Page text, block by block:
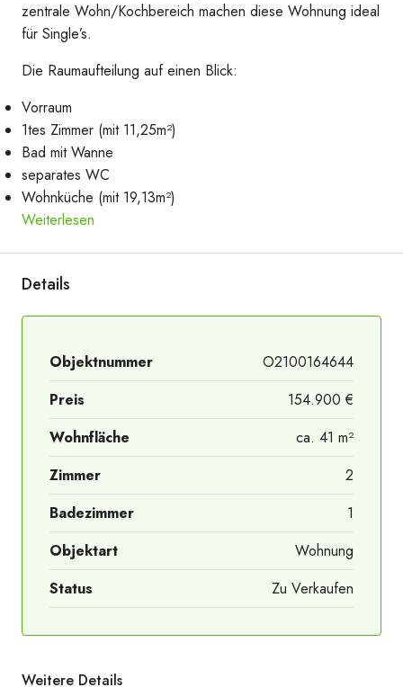
Zimmer 01
zentrale Wohn/Kochbereich machen diese Wohnung ideal
für Single’s.
Die Raumaufteilung auf einen Blick:
Vorraum
1tes Zimmer (mit 11,25m²)
Bad mit Wanne
separates WC
Wohnküche (mit 19,13m²)
Weiterlesen
Details
Objektnummer
O2100164644
Preis
154.900 €
Wohnfläche
ca. 41 m²
Zimmer
2
Badezimmer
1
Objektart
Wohnung
Status
Zu Verkaufen
Weitere Details